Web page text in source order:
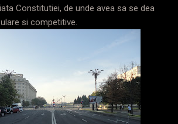
Constitutiei, de unde avea sa se dea
si competitive.